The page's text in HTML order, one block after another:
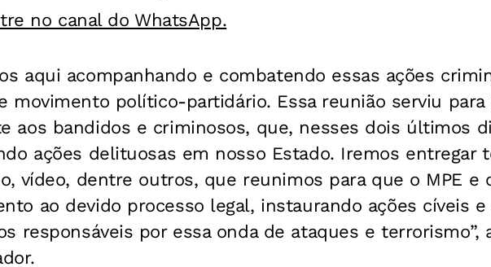
no canal do WhatsApp.
aqui acompanhando e combatendo essas ações
movimento político-partidário. Essa reunião serviu para
aos bandidos e criminosos, que, nesses dois últimos
ações delituosas em nosso Estado. Iremos entregar
vídeo, dentre outros, que reunimos para que o MPE e
ao devido processo legal, instaurando ações cíveis
responsáveis por essa onda de ataques e terrorismo”,